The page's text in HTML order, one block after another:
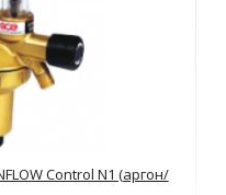
Control N1 (аргон/